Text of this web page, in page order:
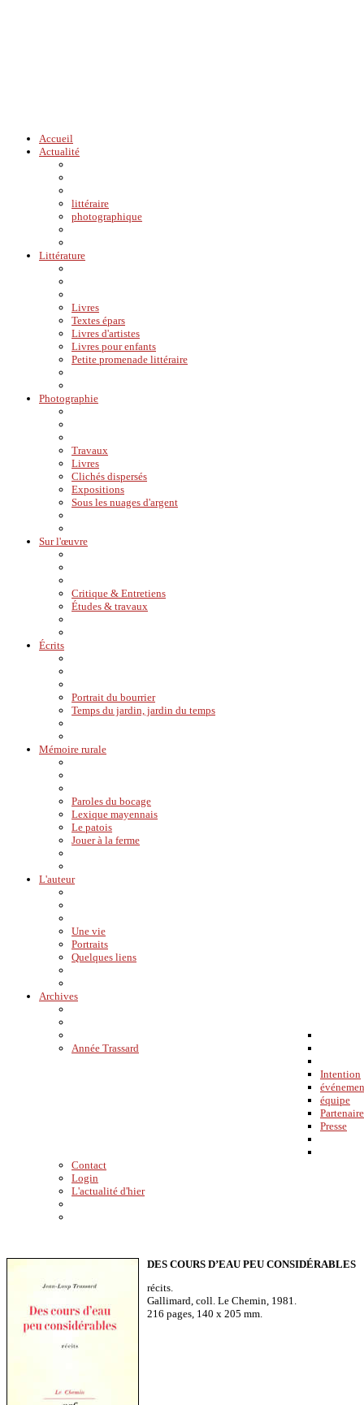
Accueil
Actualité
littéraire
photographique
Littérature
Livres
Textes épars
Livres d'artistes
Livres pour enfants
Petite promenade littéraire
Photographie
Travaux
Livres
Clichés dispersés
Expositions
Sous les nuages d'argent
Sur l'œuvre
Critique & Entretiens
Études & travaux
Écrits
Portrait du bourrier
Temps du jardin, jardin du temps
Mémoire rurale
Paroles du bocage
Lexique mayennais
Le patois
Jouer à la ferme
L'auteur
Une vie
Portraits
Quelques liens
Archives
Année Trassard
Intention
équipe
Presse
Contact
Login
L'actualité d'hier
DES COURS D’EAU PEU CONSIDÉRABLES
récits.
Gallimard, coll. Le Chemin, 1981.
216 pages, 140 x 205 mm.